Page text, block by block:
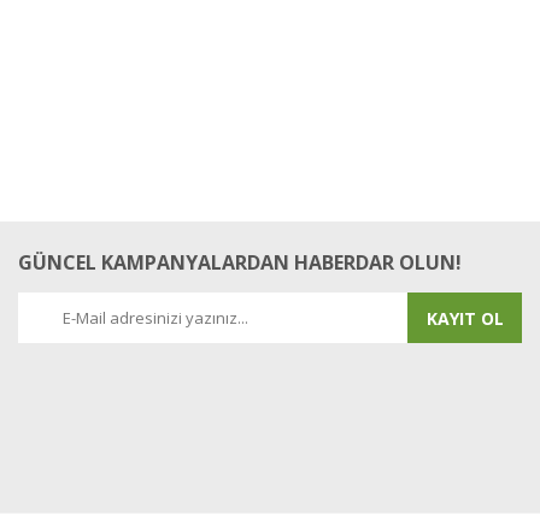
GÜNCEL KAMPANYALARDAN HABERDAR OLUN!
KAYIT OL